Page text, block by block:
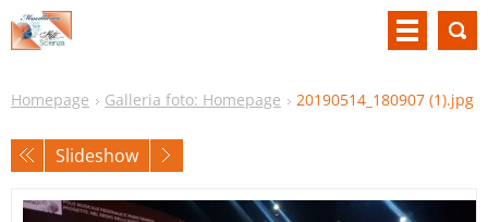
Homepage Galleria foto: Homepage 20190514_180907 (1).jpg
Slideshow